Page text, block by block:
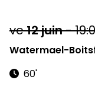
ve12juin-
Watermael-
60'